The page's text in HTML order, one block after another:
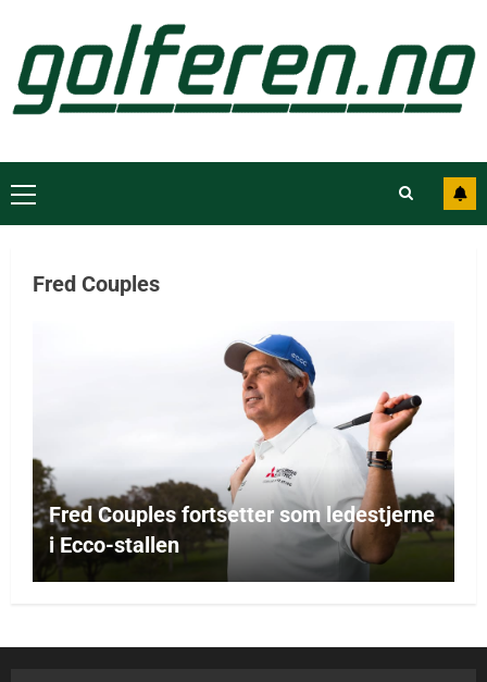
Fred Couples
Fred Couples fortsetter som ledestjerne
i Ecco-stallen